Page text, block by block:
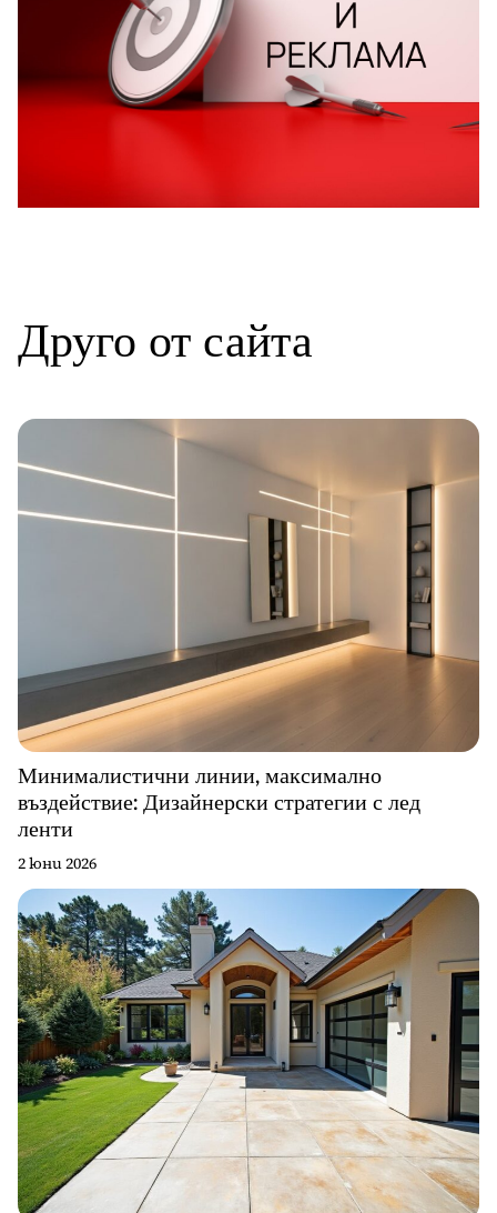
Друго от сайта
Минималистични линии, максимално
въздействие: Дизайнерски стратегии с лед
ленти
2 юни 2026